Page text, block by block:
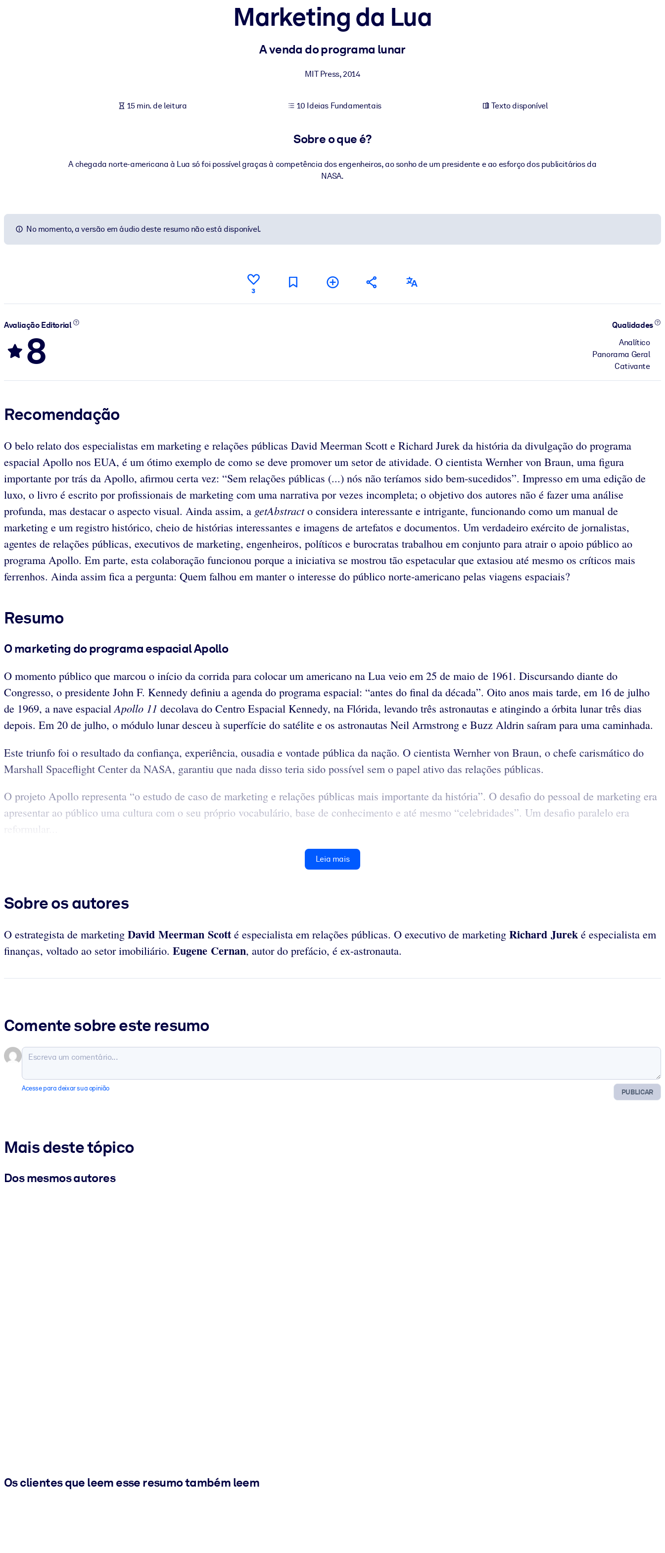
Enriqueça sua biblioteca corporativa com conhecimento de negócios confiável e pronto para uso.
Alimente seus sistemas de IA com conhecimento confiável e estruturado para melhorar os resultados.
Marketing da Lua
A venda do programa lunar
MIT Press,2014
15 min. de leitura 10 Ideias Fundamentais Texto disponível
Sobre o que é?
A chegada norte-americana à Lua só foi possível graças à competência dos engenheiros, ao sonho de um presidente e ao esforço dos publicitários da
NASA.
No momento, a versão em áudio deste resumo não está disponível.
3
Avaliação Editorial
8
Qualidades
Analítico
Panorama Geral
Cativante
Recomendação
O belo relato dos especialistas em marketing e relações públicas David Meerman Scott e Richard Jurek da história da divulgação do programa
espacial Apollo nos EUA, é um ótimo exemplo de como se deve promover um setor de atividade. O cientista Wernher von Braun, uma figura
importante por trás da Apollo, afirmou certa vez: “Sem relações públicas (...) nós não teríamos sido bem-sucedidos”. Impresso em uma edição de
luxo, o livro é escrito por profissionais de marketing com uma narrativa por vezes incompleta; o objetivo dos autores não é fazer uma análise
profunda, mas destacar o aspecto visual. Ainda assim, a getAbstracto considera interessante e intrigante, funcionando como um manual de
marketing e um registro histórico, cheio de histórias interessantes e imagens de artefatos e documentos. Um verdadeiro exército de jornalistas,
agentes de relações públicas, executivos de marketing, engenheiros, políticos e burocratas trabalhou em conjunto para atrair o apoio público ao
programa Apollo. Em parte, esta colaboração funcionou porque a iniciativa se mostrou tão espetacular que extasiou até mesmo os críticos mais
ferrenhos. Ainda assim fica a pergunta: Quem falhou em manter o interesse do público norte-americano pelas viagens espaciais?
Resumo
O marketing do programa espacial Apollo
O momento público que marcou o início da corrida para colocar um americano na Lua veio em 25 de maio de 1961. Discursando diante do
Congresso, o presidente John F. Kennedy definiu a agenda do programa espacial: “antes do final da década”. Oito anos mais tarde, em 16 de julho
de 1969, a nave espacialApollo 11 decolava do Centro Espacial Kennedy, na Flórida, levando três astronautas e atingindo a órbita lunar três dias
depois. Em 20 de julho, o módulo lunar desceu à superfície do satélite e os astronautas Neil Armstrong e Buzz Aldrin saíram para uma caminhada.
Este triunfo foi o resultado da confiança, experiência, ousadia e vontade pública da nação. O cientista Wernher von Braun, o chefe carismático do
Marshall Spaceflight Center da NASA, garantiu que nada disso teria sido possível sem o papel ativo das relações públicas.
O projeto Apollo representa “o estudo de caso de marketing e relações públicas mais importante da história”. O desafio do pessoal de marketing era
apresentar ao público uma cultura com o seu próprio vocabulário, base de conhecimento e até mesmo “celebridades”. Um desafio paralelo era
reformular...
Leia mais
Sobre os autores
O estrategista de marketing David Meerman Scotté especialista em relações públicas. O executivo de marketing Richard Jurek é especialista em
finanças, voltado ao setor imobiliário. Eugene Cernan, autor do prefácio, é ex-astronauta.
Comente sobre este resumo
PUBLICAR
Acesse para deixar sua opinião
Mais deste tópico
Dos mesmos autores
Os clientes que leem esse resumo também leem